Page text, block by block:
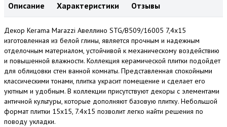
Описание Характеристики Отзывы
Декор Kerama Marazzi Авеллино STG/B509/16005 7,4x15
изготовленная из белой глины, является прочным и надежным
отделочным материалом, устойчивой к механическому воздействию
и повышенной влажности. Коллекция керамической плитки подойдет
для облицовки стен ванной комнаты. Представленная спокойными
классическими тонами, плитка украсит помещение и сделает его
уютным и удобным. В коллекции присутствуют декоры с элементами
античной культуры, которые дополняют базовую плитку. Небольшой
формат плитки 15x15, 7.4x15 позволит легко найти решения по
поводу укладки.